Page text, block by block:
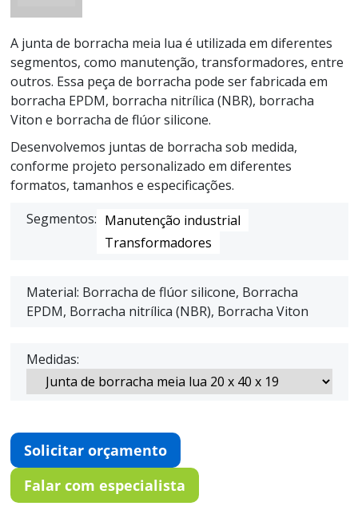
A junta de borracha meia lua é utilizada em diferentes
segmentos, como manutenção, transformadores, entre
outros. Essa peça de borracha pode ser fabricada em
borracha EPDM, borracha nitrílica (NBR), borracha
Viton e borracha de flúor silicone.
Desenvolvemos juntas de borracha sob medida,
conforme projeto personalizado em diferentes
formatos, tamanhos e especificações.
Segmentos: Manutenção industrial
Transformadores
Material: Borracha de flúor silicone, Borracha
EPDM, Borracha nitrílica (NBR), Borracha Viton
Medidas:
Solicitar orçamento
Falar com especialista